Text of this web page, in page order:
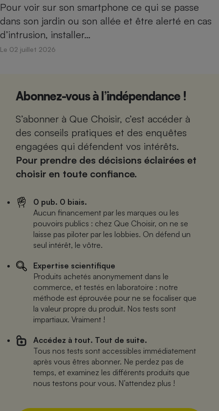
Pour voir sur son smartphone ce qui se passe
dans son jardin ou son allée et être alerté en cas
d’intrusion, installer…
Le 02 juillet 2026
Abonnez-vous à l’indépendance !
S’abonner à Que Choisir, c’est accéder à
des conseils pratiques et des enquêtes
engagées qui défendent vos intérêts.
Pour prendre des décisions éclairées et
choisir en toute confiance.
0 pub. 0 biais.
Aucun financement par les marques ou les
pouvoirs publics : chez Que Choisir, on ne se
laisse pas piloter par les lobbies. On défend un
seul intérêt, le vôtre.
Expertise scientifique
Produits achetés anonymement dans le
commerce, et testés en laboratoire : notre
méthode est éprouvée pour ne se focaliser que
la valeur propre du produit. Nos tests sont
impartiaux. Vraiment !
Accédez à tout. Tout de suite.
Tous nos tests sont accessibles immédiatement
après vous êtres abonner. Ne perdez pas de
temps, et examinez les différents produits que
nous testons pour vous. N’attendez plus !